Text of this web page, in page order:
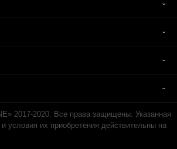
2017-2020. Все права защищены. Указанная
условия их приобретения действительны на